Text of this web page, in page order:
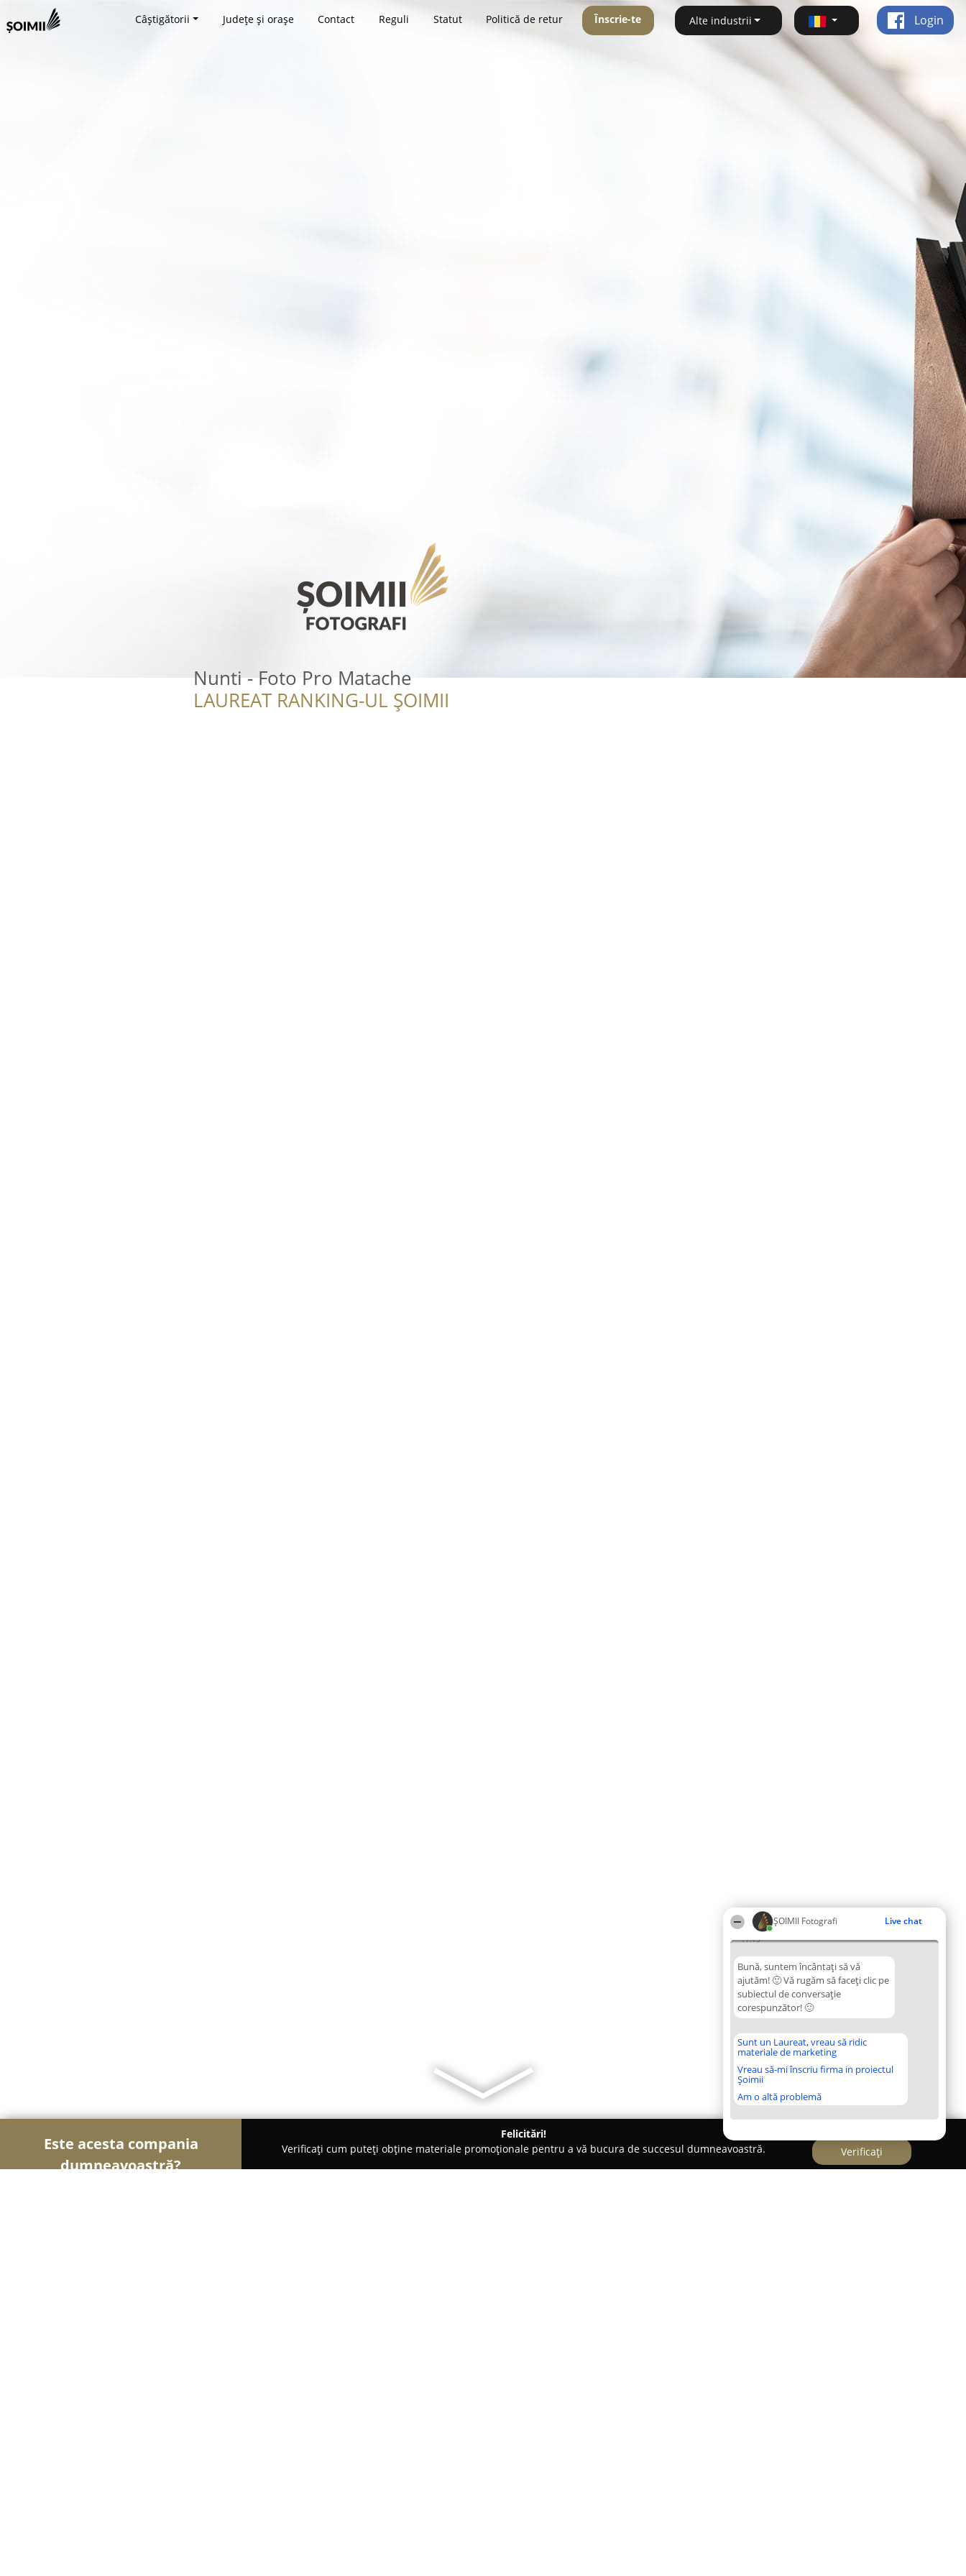
ȘOIMII Fotografi Live chat
17:13
Bună, suntem încântați să vă
ajutăm! 🙂 Vă rugăm să faceți clic pe
subiectul de conversație
corespunzător! 🙂
Sunt un Laureat, vreau să ridic
materiale de marketing
Vreau să-mi înscriu firma in proiectul
Șoimii
Am o altă problemă
Câștigătorii Județe și orașe Contact Reguli Statut Politică de retur Înscrie-te Alte industrii Login
Nunti - Foto Pro Matache
LAUREAT RANKING-UL ȘOIMII
Este acesta compania
dumneavoastră?
Felicitări!
Verificați cum puteți obține materiale promoționale pentru a vă bucura de succesul dumneavoastră.
Verificați